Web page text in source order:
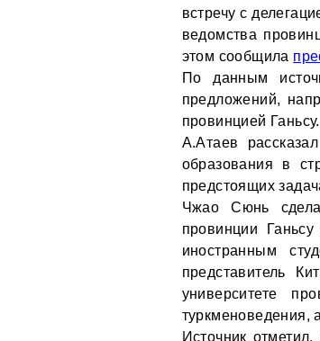
встречу с
ведомства
этом сообщила
По данным
предложений,
провинцией Ганьсу.
А.Атаев
образования в
предстоящих
Чжао Сюнь
провинции
иностранным
представитель
университете
туркменоведения,
Источник